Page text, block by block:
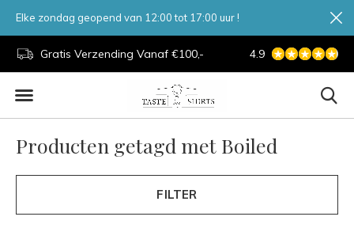
Gratis Verzending Vanaf €100,- 7 Dagen Per
4.9
Elke zondag geopend van 12:00 tot 17:00 uur !
Producten getagd met Boiled
FILTER